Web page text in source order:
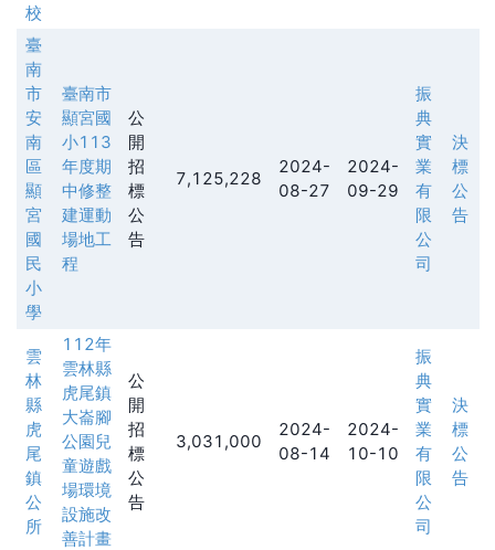
校
臺
南
市
安
南
區
顯
宮
國
民
小
學
臺南市
顯宮國
小113
年度期
中修整
建運動
場地工
程
公
開
招
標
公
告
7,125,228
2024-
08-27
2024-
09-29
振
典
實
業
有
限
公
司
決
標
公
告
雲
林
縣
虎
尾
鎮
公
所
112年
雲林縣
虎尾鎮
大崙腳
公園兒
童遊戲
場環境
設施改
善計畫
公
開
招
標
公
告
3,031,000
2024-
08-14
2024-
10-10
振
典
實
業
有
限
公
司
決
標
公
告